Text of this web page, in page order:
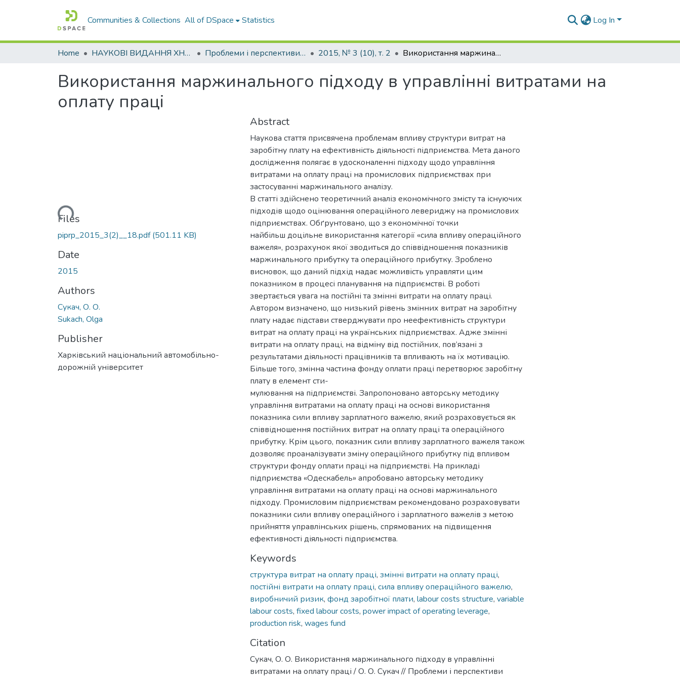
Communities & Collections All of DSpace Statistics Log In
Home НАУКОВІ ВИДАННЯ ХНАДУ Проблеми і перспективи розвитку підприємництва 2015, № 3 (10), т. 2 Використання маржинального підходу в управлінні витратами на оплату праці
Використання маржинального підходу в управлінні витратами на
оплату праці
Loading...
Files
piprp_2015_3(2)__18.pdf(501.11 KB)
Date
2015
Authors
Сукач, О. О.
Sukach, Olga
Publisher
Харківський національний автомобільно-
дорожній університет
Abstract
Наукова стаття присвячена проблемам впливу структури витрат на
заробітну плату на ефективність діяльності підприємства. Мета даного
дослідження полягає в удосконаленні підходу щодо управління
витратами на оплату праці на промислових підприємствах при
застосуванні маржинального аналізу.
В статті здійснено теоретичний аналіз економічного змісту та існуючих
підходів щодо оцінювання операційного левериджу на промислових
підприємствах. Обґрунтовано, що з економічної точки
найбільш доцільне використання категорії «сила впливу операційного
важеля», розрахунок якої зводиться до співвідношення показників
маржинального прибутку та операційного прибутку. Зроблено
висновок, що даний підхід надає можливість управляти цим
показником в процесі планування на підприємстві. В роботі
звертається увага на постійні та змінні витрати на оплату праці.
Автором визначено, що низький рівень змінних витрат на заробітну
плату надає підстави стверджувати про неефективність структури
витрат на оплату праці на українських підприємствах. Адже змінні
витрати на оплату праці, на відміну від постійних, пов’язані з
результатами діяльності працівників та впливають на їх мотивацію.
Більше того, змінна частина фонду оплати праці перетворює заробітну
плату в елемент сти-
мулювання на підприємстві. Запропоновано авторську методику
управління витратами на оплату праці на основі використання
показника сили впливу зарплатного важелю, який розраховується як
співвідношення постійних витрат на оплату праці та операційного
прибутку. Крім цього, показник сили впливу зарплатного важеля також
дозволяє проаналізувати зміну операційного прибутку під впливом
структури фонду оплати праці на підприємстві. На прикладі
підприємства «Одескабель» апробовано авторську методику
управління витратами на оплату праці на основі маржинального
підходу. Промисловим підприємствам рекомендовано розраховувати
показники сили впливу операційного і зарплатного важелів з метою
прийняття управлінських рішень, спрямованих на підвищення
ефективності діяльності підприємства.
Keywords
структура витрат на оплату праці, змінні витрати на оплату праці,
постійні витрати на оплату праці, сила впливу операційного важелю,
виробничий ризик, фонд заробітної плати, labour costs structure, variable
labour costs, fixed labour costs, power impact of operating leverage,
production risk, wages fund
Citation
Сукач, О. О. Використання маржинального підходу в управлінні
витратами на оплату праці / О. О. Сукач // Проблеми і перспективи